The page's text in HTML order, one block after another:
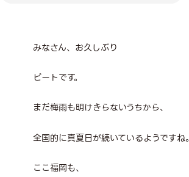
みなさん、お久しぶり
ピートです。
まだ梅雨も明けきらないうちから、
全国的に真夏日が続いているようですね。
ここ福岡も、